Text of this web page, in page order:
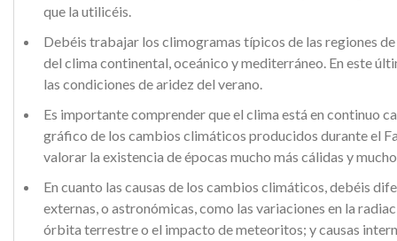
que la utilicéis.
Debéis trabajar los climogramas típicos de las regiones
del clima continental, oceánico y mediterráneo. En este
las condiciones de aridez del verano.
Es importante comprender que el clima está en continuo
gráfico de los cambios climáticos producidos durante el
valorar la existencia de épocas mucho más cálidas y
En cuanto las causas de los cambios climáticos, debéis
externas, o astronómicas, como las variaciones en la
órbita terrestre o el impacto de meteoritos; y causas